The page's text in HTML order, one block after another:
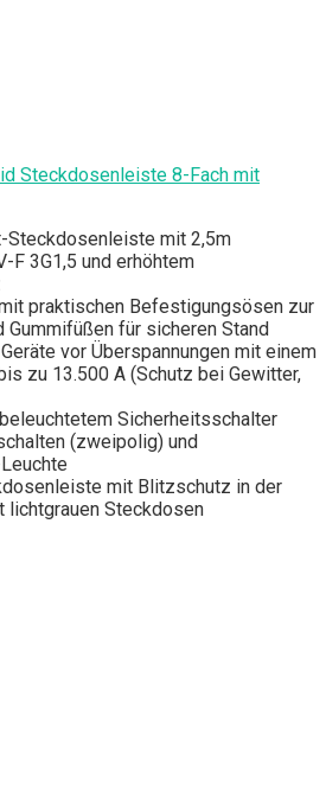
Steckdosenleiste 8-Fach mit
Steckdosenleiste mit 2,5m
F 3G1,5 und erhöhtem
praktischen Befestigungsösen zur
Gummifüßen für sicheren Stand
vor Überspannungen mit einem
zu 13.500 A (Schutz bei Gewitter,
Sicherheitsschalter
(zweipolig) und
mit Blitzschutz in der
lichtgrauen Steckdosen